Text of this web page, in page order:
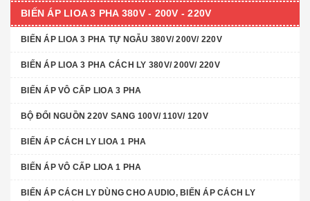
BIẾN ÁP LIOA 3 PHA 380V - 200V - 220V
BIẾN ÁP LIOA 3 PHA TỰ NGẪU 380V/ 200V/ 220V
BIẾN ÁP LIOA 3 PHA CÁCH LY 380V/ 200V/ 220V
BIẾN ÁP VÔ CẤP LIOA 3 PHA
BỘ ĐỔI NGUỒN 220V SANG 100V/ 110V/ 120V
BIẾN ÁP CÁCH LY LIOA 1 PHA
BIẾN ÁP VÔ CẤP LIOA 1 PHA
BIẾN ÁP CÁCH LY DÙNG CHO AUDIO, BIẾN ÁP CÁCH LY